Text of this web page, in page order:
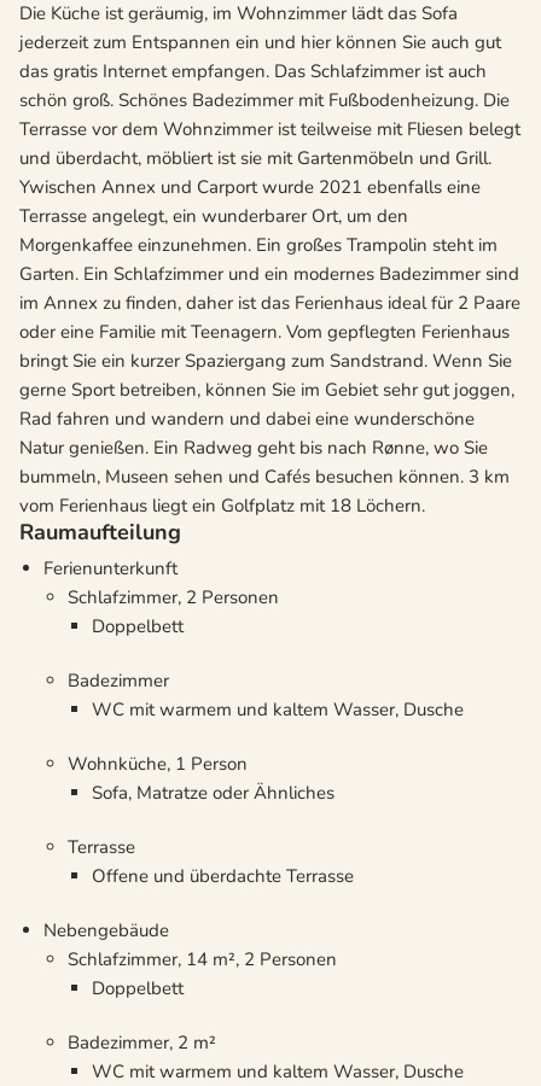
Die Küche ist geräumig, im Wohnzimmer lädt das Sofa
jederzeit zum Entspannen ein und hier können Sie auch gut
das gratis Internet empfangen. Das Schlafzimmer ist auch
schön groß. Schönes Badezimmer mit Fußbodenheizung. Die
Terrasse vor dem Wohnzimmer ist teilweise mit Fliesen belegt
und überdacht, möbliert ist sie mit Gartenmöbeln und Grill.
Ywischen Annex und Carport wurde 2021 ebenfalls eine
Terrasse angelegt, ein wunderbarer Ort, um den
Morgenkaffee einzunehmen. Ein großes Trampolin steht im
Garten. Ein Schlafzimmer und ein modernes Badezimmer sind
im Annex zu finden, daher ist das Ferienhaus ideal für 2 Paare
oder eine Familie mit Teenagern. Vom gepflegten Ferienhaus
bringt Sie ein kurzer Spaziergang zum Sandstrand. Wenn Sie
gerne Sport betreiben, können Sie im Gebiet sehr gut joggen,
Rad fahren und wandern und dabei eine wunderschöne
Natur genießen. Ein Radweg geht bis nach Rønne, wo Sie
bummeln, Museen sehen und Cafés besuchen können. 3 km
vom Ferienhaus liegt ein Golfplatz mit 18 Löchern.
Raumaufteilung
Ferienunterkunft
Schlafzimmer, 2 Personen
Doppelbett
Badezimmer
WC mit warmem und kaltem Wasser, Dusche
Wohnküche, 1 Person
Sofa, Matratze oder Ähnliches
Terrasse
Offene und überdachte Terrasse
Nebengebäude
Schlafzimmer, 14 m², 2 Personen
Doppelbett
Badezimmer, 2 m²
WC mit warmem und kaltem Wasser, Dusche